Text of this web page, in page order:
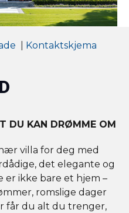
Kontaktskjema
DU KAN DRØMME OM
villa for deg med
det elegante og
ikke bare et hjem –
romslige dager
får du alt du trenger,